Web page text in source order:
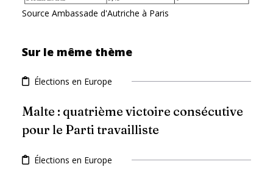
Source Ambassade d'Autriche à Paris
Sur le même thème
Élections en Europe
Malte : quatrième victoire consécutive
pour le Parti travailliste
Élections en Europe